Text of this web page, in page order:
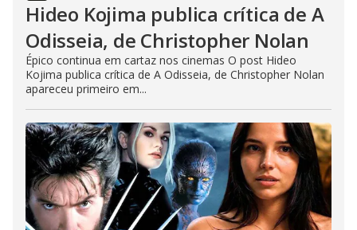
Hideo Kojima publica crítica de A
Odisseia, de Christopher Nolan
Épico continua em cartaz nos cinemas O post Hideo
Kojima publica crítica de A Odisseia, de Christopher Nolan
apareceu primeiro em...